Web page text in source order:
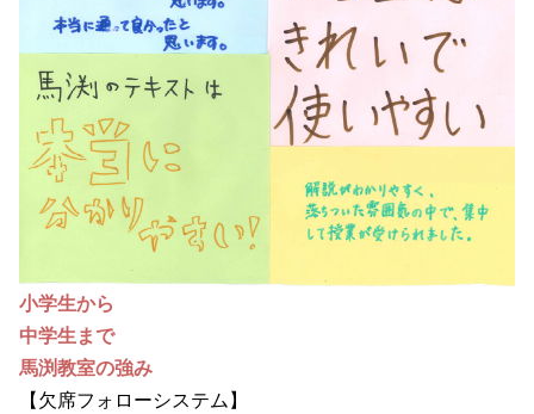
小学生から
中学生まで
馬渕教室の強み
【欠席フォローシステム】